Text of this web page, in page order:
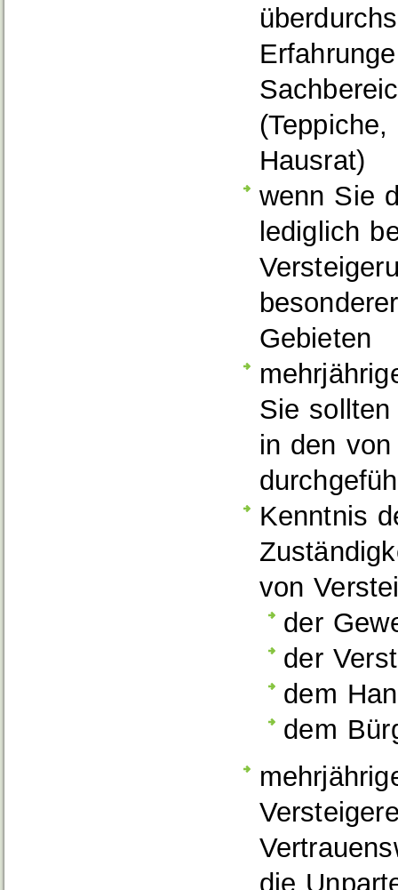
Hausrat)
wenn Sie
lediglich
Gebieten
Sie
in den
Kenntnis
von
der
der
dem
dem
die